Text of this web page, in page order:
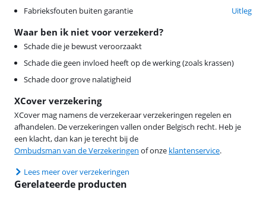
Fabrieksfouten buiten garantie
Uitleg
Waar ben ik niet voor verzekerd?
Schade die je bewust veroorzaakt
Schade die geen invloed heeft op de werking (zoals krassen)
Schade door grove nalatigheid
XCover verzekering
XCover mag namens de verzekeraar verzekeringen regelen en
afhandelen. De verzekeringen vallen onder Belgisch recht. Heb je
een klacht, dan kan je terecht bij de
Ombudsman van de Verzekeringen of onze klantenservice.
Lees meer over verzekeringen
Gerelateerde producten